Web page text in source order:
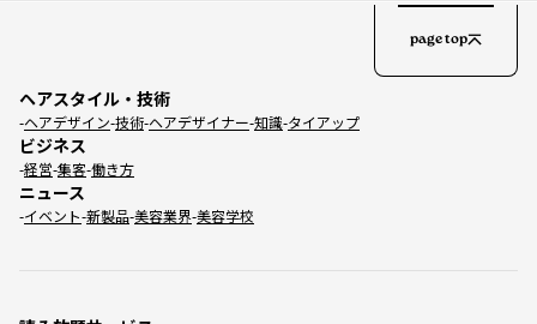
ヘアスタイル・技術
ヘアデザイン 技術 ヘアデザイナー 知識 タイアップ
ビジネス
経営 集客 働き方
ニュース
イベント 新製品 美容業界 美容学校
page top